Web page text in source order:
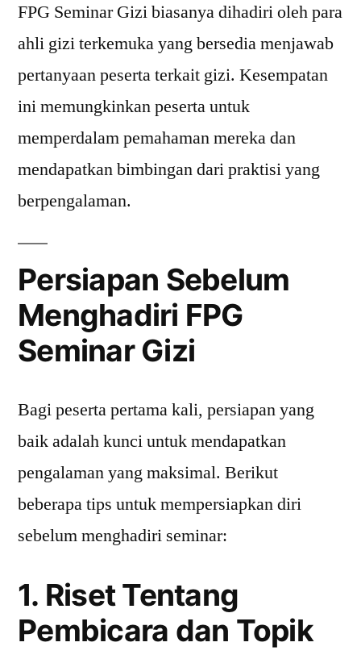
FPG Seminar Gizi biasanya dihadiri oleh para
ahli gizi terkemuka yang bersedia menjawab
pertanyaan peserta terkait gizi. Kesempatan
ini memungkinkan peserta untuk
memperdalam pemahaman mereka dan
mendapatkan bimbingan dari praktisi yang
berpengalaman.
Persiapan Sebelum
Menghadiri FPG
Seminar Gizi
Bagi peserta pertama kali, persiapan yang
baik adalah kunci untuk mendapatkan
pengalaman yang maksimal. Berikut
beberapa tips untuk mempersiapkan diri
sebelum menghadiri seminar:
1. Riset Tentang
Pembicara dan Topik